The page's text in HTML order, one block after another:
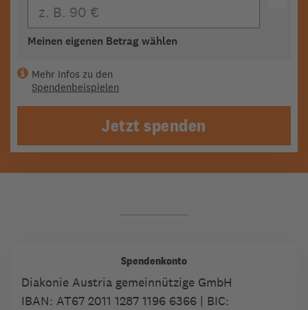
Meinen eigenen Betrag wählen
Mehr Infos zu den
Spendenbeispielen
Jetzt spenden
Spendenkonto
Diakonie Austria gemeinnützige GmbH
IBAN: AT67 2011 1287 1196 6366 | BIC: